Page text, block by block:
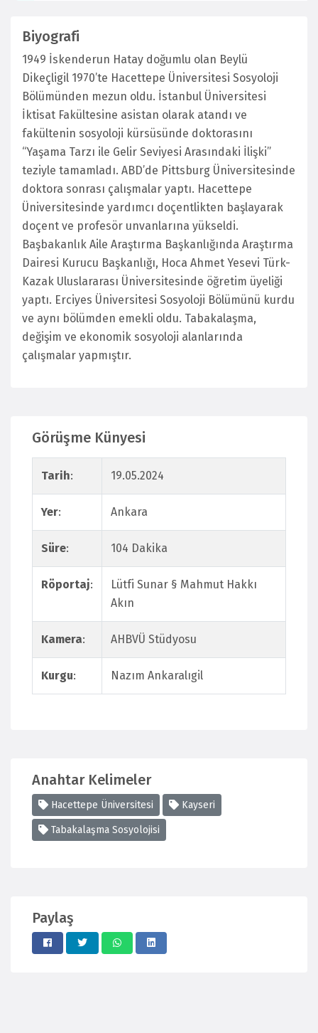
Biyografi
1949 İskenderun Hatay doğumlu olan Beylü
Dikeçligil 1970’te Hacettepe Üniversitesi Sosyoloji
Bölümünden mezun oldu. İstanbul Üniversitesi
İktisat Fakültesine asistan olarak atandı ve
fakültenin sosyoloji kürsüsünde doktorasını
“Yaşama Tarzı ile Gelir Seviyesi Arasındaki İlişki”
teziyle tamamladı. ABD’de Pittsburg Üniversitesinde
doktora sonrası çalışmalar yaptı. Hacettepe
Üniversitesinde yardımcı doçentlikten başlayarak
doçent ve profesör unvanlarına yükseldi.
Başbakanlık Aile Araştırma Başkanlığında Araştırma
Dairesi Kurucu Başkanlığı, Hoca Ahmet Yesevi Türk-
Kazak Uluslararası Üniversitesinde öğretim üyeliği
yaptı. Erciyes Üniversitesi Sosyoloji Bölümünü kurdu
ve aynı bölümden emekli oldu. Tabakalaşma,
değişim ve ekonomik sosyoloji alanlarında
çalışmalar yapmıştır.
Görüşme Künyesi
Tarih: 19.05.2024
Yer: Ankara
Süre: 104 Dakika
Röportaj:
Lütfi Sunar § Mahmut Hakkı
Akın
Kamera: AHBVÜ Stüdyosu
Kurgu: Nazım Ankaralıgil
Anahtar Kelimeler
Hacettepe Üniversitesi Kayseri
Tabakalaşma Sosyolojisi
Paylaş